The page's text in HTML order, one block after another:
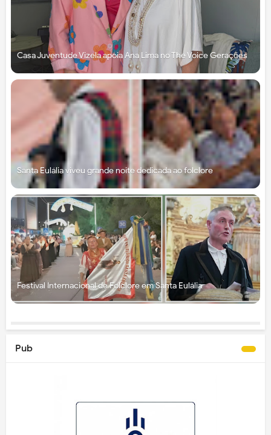
Casa Juventude Vizela apoia Ana Lima no The Voice Gerações
Santa Eulália viveu grande noite dedicada ao folclore
Festival Internacional de Folclore em Santa Eulália
Pub